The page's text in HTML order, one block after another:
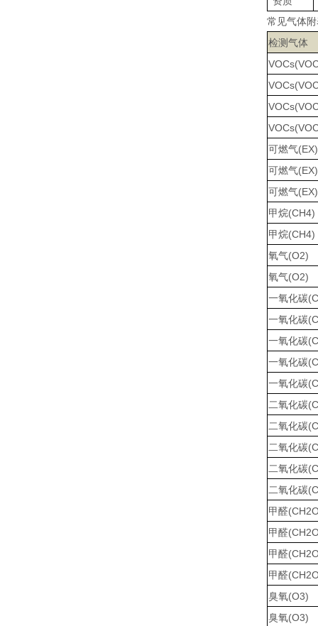
常见气体
检测气体
可燃气(EX)
可燃气(EX)
可燃气(EX)
甲烷(CH4)
甲烷(CH4)
氧气(O2)
氧气(O2)
一氧化碳
一氧化碳
一氧化碳
一氧化碳
一氧化碳
二氧化碳
二氧化碳
二氧化碳
二氧化碳
二氧化碳
甲醛
甲醛
甲醛
甲醛
臭氧(O3)
臭氧(O3)